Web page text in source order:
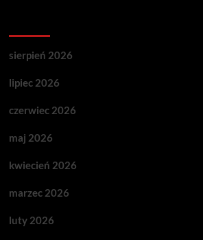
sierpień 2026
lipiec 2026
czerwiec 2026
maj 2026
kwiecień 2026
marzec 2026
luty 2026